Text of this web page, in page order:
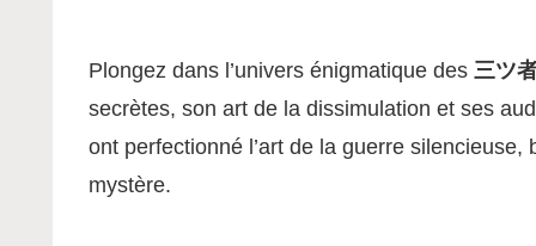
Plongez dans l’univers énigmatique des 三ツ
secrètes, son art de la dissimulation et ses
ont perfectionné l’art de la guerre
mystère.